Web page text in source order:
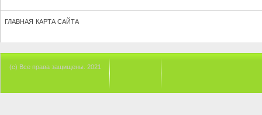
ГЛАВНАЯ КАРТА САЙТА
(с) Все права защищены. 2021